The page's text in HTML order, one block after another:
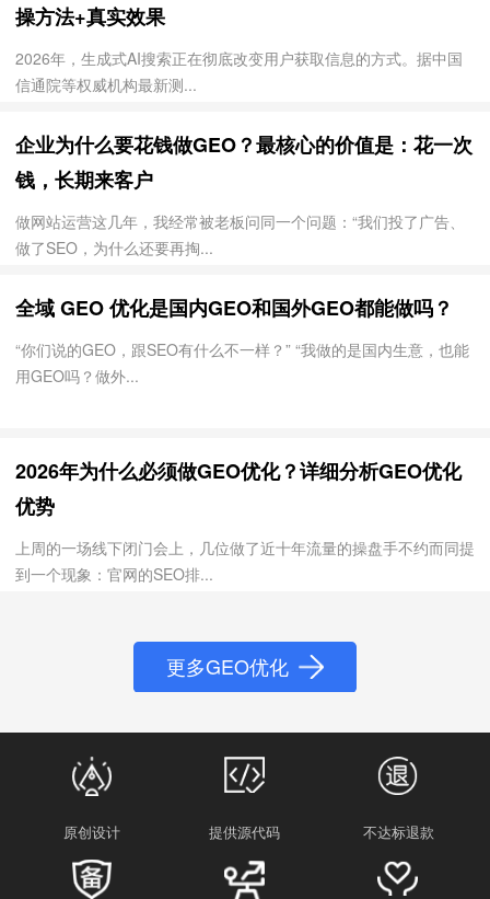
操方法+真实效果
2026年，生成式AI搜索正在彻底改变用户获取信息的方式。据中国
信通院等权威机构最新测...
企业为什么要花钱做GEO？最核心的价值是：花一次
钱，长期来客户
做网站运营这几年，我经常被老板问同一个问题：“我们投了广告、
做了SEO，为什么还要再掏...
全域 GEO 优化是国内GEO和国外GEO都能做吗？
“你们说的GEO，跟SEO有什么不一样？” “我做的是国内生意，也能
用GEO吗？做外...
2026年为什么必须做GEO优化？详细分析GEO优化
优势
上周的一场线下闭门会上，几位做了近十年流量的操盘手不约而同提
到一个现象：官网的SEO排...
更多GEO优化
原创设计 提供源代码 不达标退款